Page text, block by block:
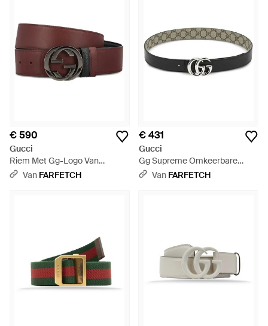
€ 590
Gucci
Riem Met Gg-Logo Van
Kalfsleer - Bruin
Van FARFETCH
€ 431
Gucci
Gg Supreme Omkeerbare
Leren Riem - Naturel
Van FARFETCH